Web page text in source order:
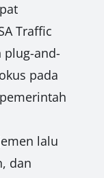
Traffic
plug-and-
pada
lalu
dan